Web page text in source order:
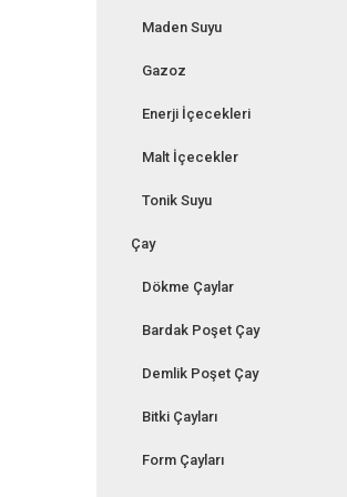
Maden Suyu
Gazoz
Enerji İçecekleri
Malt İçecekler
Tonik Suyu
Çay
Dökme Çaylar
Bardak Poşet Çay
Demlik Poşet Çay
Bitki Çayları
Form Çayları